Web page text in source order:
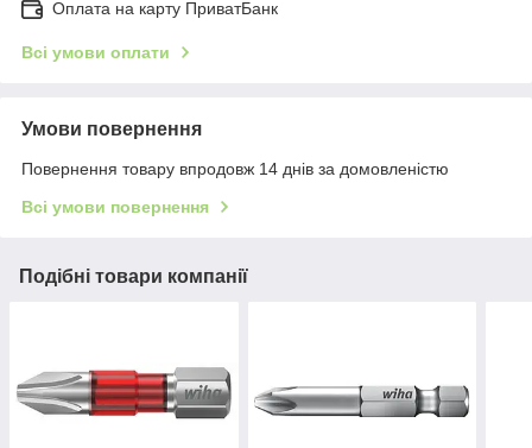
Оплата на карту ПриватБанк
Всі умови оплати
Умови повернення
Повернення товару впродовж 14 днів за домовленістю
Всі умови повернення
Подібні товари компанії